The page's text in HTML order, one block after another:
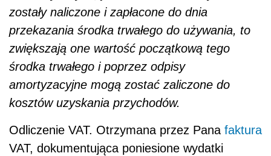
związane z nabyciem samochodu ciężarowego
na cele prowadzonej działalności, stanowi
podstawę do odliczenia całego wykazanego na
niej VAT. Bez znaczenia pozostaje to, że
faktura została wystawiona na Pana imię i
nazwisko, a nie na firmę. Na takim stanowisku
stają również organy podatkowe. W piśmie z
12 listopada 2007, nr IBPP1/443-
88/07/PK/KAN-342/08/07, Dyrektor Izby